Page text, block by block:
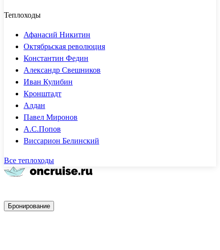
Теплоходы
Афанасий Никитин
Октябрьская революция
Константин Федин
Александр Свешников
Иван Кулибин
Кронштадт
Алдан
Павел Миронов
А.С.Попов
Виссарион Белинский
Все теплоходы
Бронирование